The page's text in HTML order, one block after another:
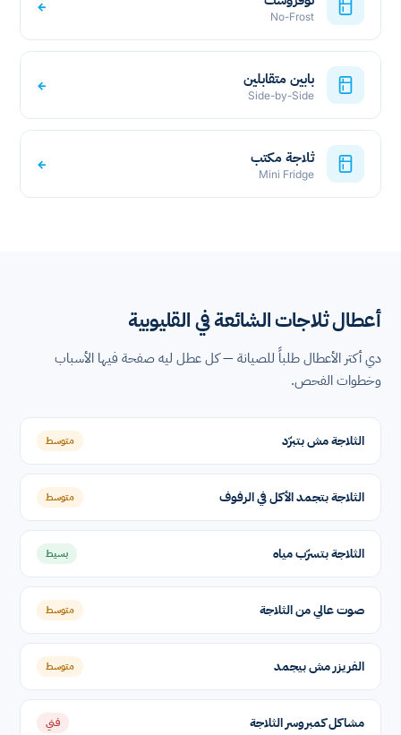
No-Frost
←
بابين متقابلين
Side-by-Side
←
ثلاجة مكتب
Mini Fridge
←
أعطال ثلاجات الشائعة في القليوبية
دي أكتر الأعطال طلباً للصيانة — كل عطل ليه صفحة فيها الأسباب
وخطوات الفحص.
الثلاجة مش بتبرّد متوسط
الثلاجة بتجمد الأكل في الرفوف متوسط
الثلاجة بتسرّب مياه بسيط
صوت عالي من الثلاجة متوسط
الفريزر مش بيجمد متوسط
مشاكل كمبروسر الثلاجة فني